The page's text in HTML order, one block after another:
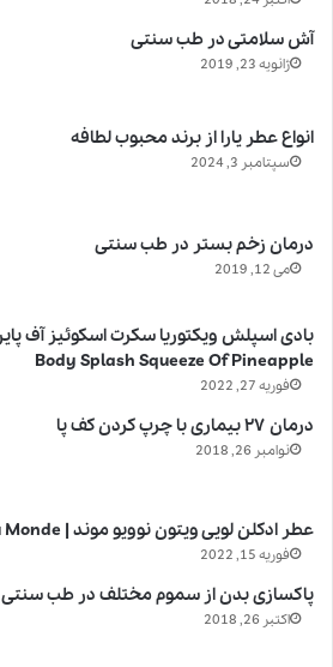
آش سلامتی در طب سنتی
ژانویه 23, 2019
انواع عطر یارا از برند محبوب لطافه
سپتامبر 3, 2024
درمان زخم بستر در طب سنتی
می 12, 2019
Body Splash Squeeze Of Pineapple
فوریه 27, 2022
درمان ۲۷ بیماری با چرپ کردن کف پا
نوامبر 26, 2018
عطر ادکلن لویی ویتون نوویو موند | Louis Vuitton Nouveau Monde
فوریه 15, 2022
پاکسازی بدن از سموم مختلف در طب سنتی
اکتبر 26, 2018